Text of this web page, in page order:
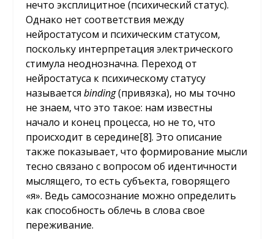
нечто эксплицитное (психический статус).
Однако нет соответствия между
нейростатусом и психическим статусом,
поскольку интерпретация электрического
стимула неоднозначна. Переход от
нейростатуса к психическому статусу
называетсяbinding(привязка), но мы точно
не знаем, что это такое: нам известны
начало и конец процесса, но не то, что
происходит в середине[8]. Это описание
также показывает, что формирование мысли
тесно связано с вопросом об идентичности
мыслящего, то есть субъекта, говорящего
«я». Ведь самосознание можно определить
как способность облечь в слова свое
переживание.